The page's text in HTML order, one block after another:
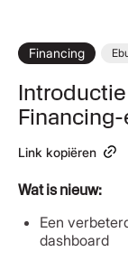
Financing
Link kopiëren
Wat is nieuw:
Een
dashboard